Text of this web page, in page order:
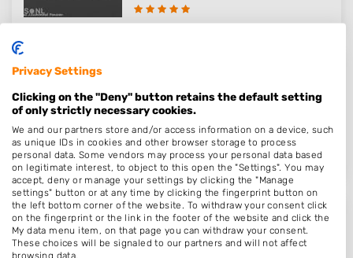
Meerkade 4
1412AB Naarden
Op 15,93 km afstand
Schoonheidssalon & kapsalon de..
Ratelaar 39 B
Privacy Settings
Clicking on the "Deny" button retains the default setting
of only strictly necessary cookies.
We and our partners store and/or access information on a device, such
as unique IDs in cookies and other browser storage to process
personal data. Some vendors may process your personal data based
on legitimate interest, to object to this open the "Settings". You may
accept, deny or manage your settings by clicking the "Manage
settings" button or at any time by clicking the fingerprint button on
the left bottom corner of the website. To withdraw your consent click
on the fingerprint or the link in the footer of the website and click the
My data menu item, on that page you can withdraw your consent.
These choices will be signaled to our partners and will not affect
browsing data.